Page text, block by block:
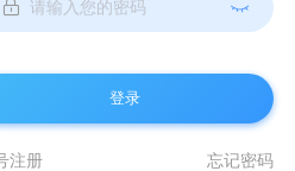
登录
注册 忘记密码